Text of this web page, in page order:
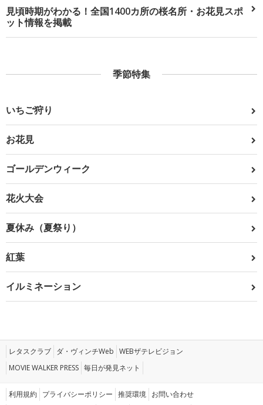
見頃時期がわかる！全国1400カ所の桜名所・お花見スポ
ット情報を掲載
季節特集
いちご狩り
お花見
ゴールデンウィーク
花火大会
夏休み（夏祭り）
紅葉
イルミネーション
レタスクラブ ダ・ヴィンチWeb WEBザテレビジョン
MOVIE WALKER PRESS 毎日が発見ネット
利用規約 プライバシーポリシー 推奨環境 お問い合わせ